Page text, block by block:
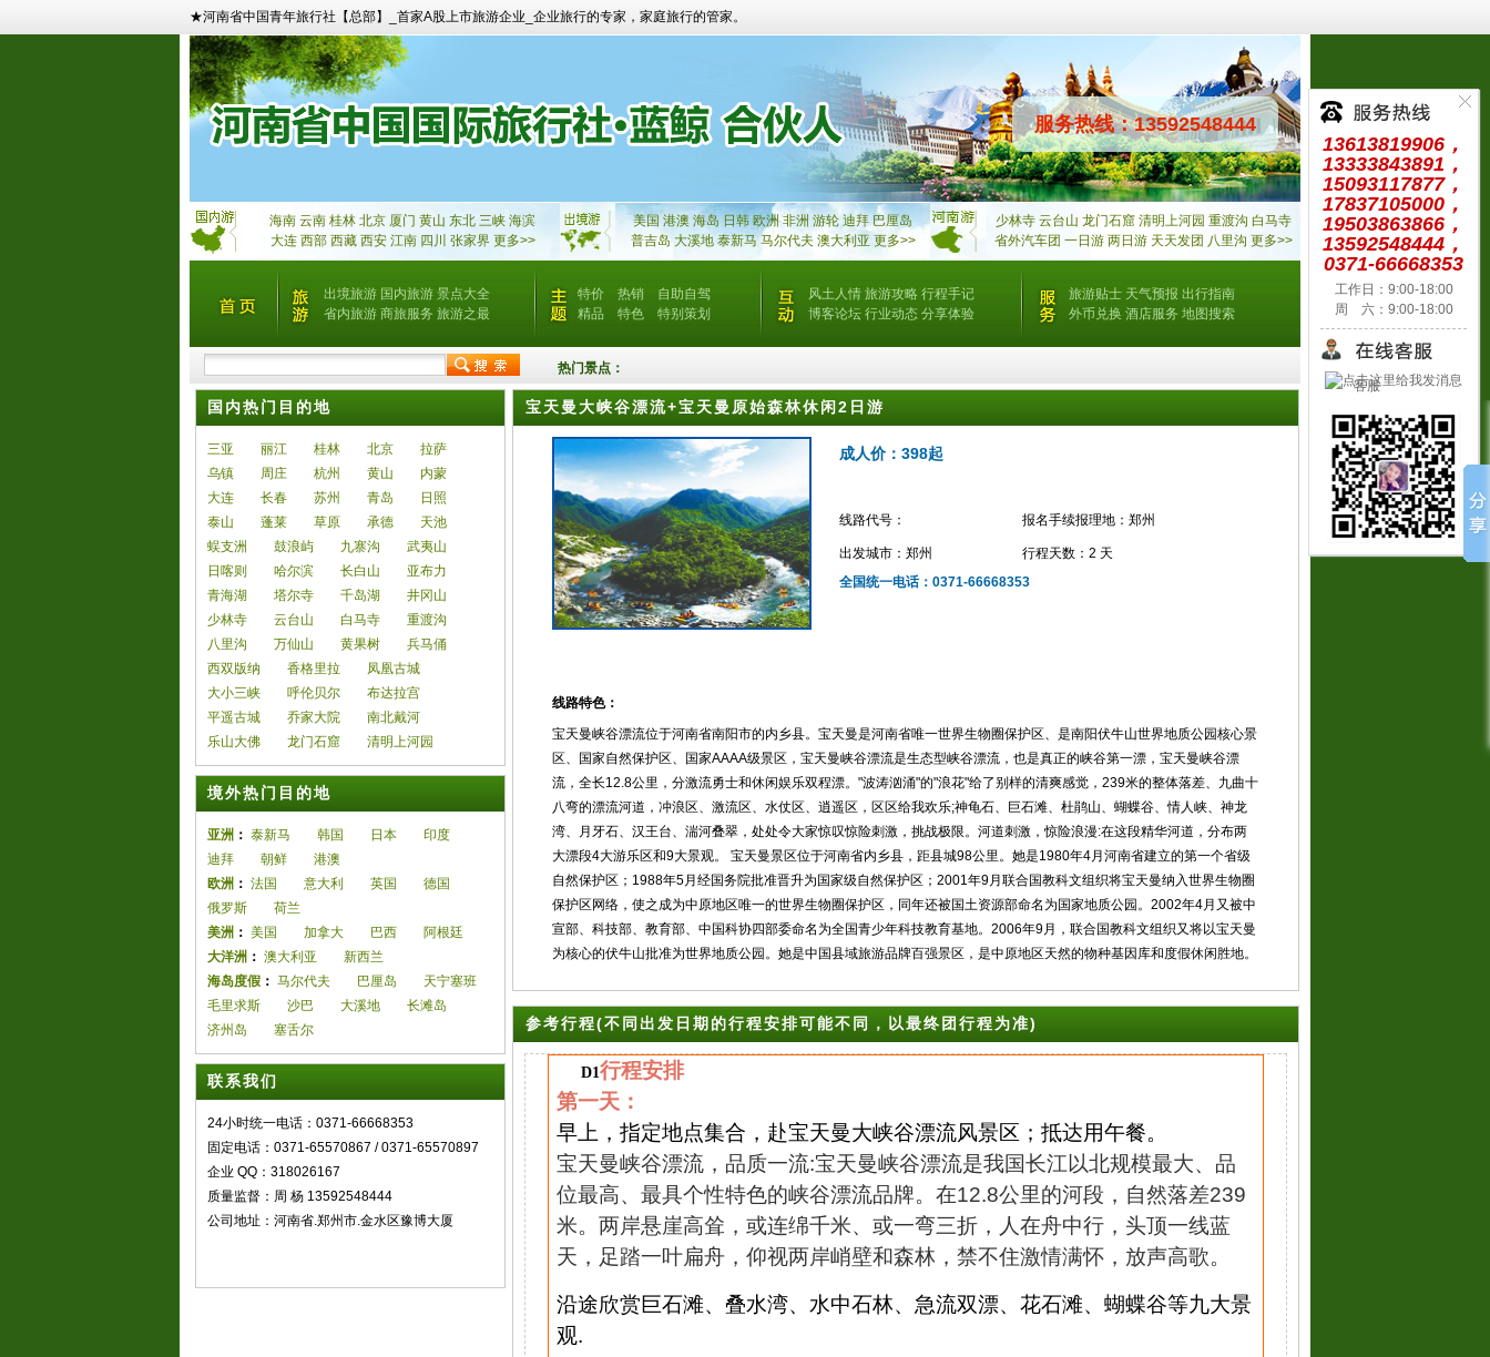
★河南省中国青年旅行社【总部】_首家A股上市旅游企业_企业旅行的专家，家庭旅行的管家。
服务热线：13592548444
海南 云南 桂林 北京 厦门 黄山 东北 三峡 海滨
大连 西部 西藏 西安 江南 四川 张家界 更多>>
美国 港澳 海岛 日韩 欧洲 非洲 游轮 迪拜 巴厘岛
普吉岛 大溪地 泰新马马尔代夫 澳大利亚 更多>>
少林寺 云台山 龙门石窟 清明上河园 重渡沟 白马寺
省外汽车团 一日游 两日游 天天发团 八里沟 更多>>
出境旅游 国内旅游 景点大全
省内旅游 商旅服务 旅游之最
特价 热销
自助自驾
精品
特色 特别策划
风土人情 旅游攻略 行程手记
博客论坛 行业动态 分享体验
旅游贴士 天气预报 出行指南
外币兑换 酒店服务 地图搜索
热门景点：
国内热门目的地
三亚 丽江 桂林 北京
拉萨
乌镇
周庄 杭州 黄山
内蒙
大连
长春 苏州 青岛
日照
泰山
蓬莱 草原 承德
天池
蜈支洲
鼓浪屿 九寨沟
武夷山
日喀则
哈尔滨 长白山
亚布力
青海湖
塔尔寺 千岛湖
井冈山
少林寺
云台山 白马寺
重渡沟
八里沟
万仙山 黄果树
兵马俑
西双版纳
香格里拉
凤凰古城
大小三峡
呼伦贝尔
布达拉宫
平遥古城
乔家大院
南北戴河
乐山大佛
龙门石窟 清明上河园
境外热门目的地
亚洲 ： 泰新马 韩国 日本
印度
迪拜
朝鲜
港澳
欧洲 ： 法国 意大利 英国
德国
俄罗斯
荷兰
美洲 ： 美国 加拿大 巴西
阿根廷
大洋洲 ： 澳大利亚
新西兰
海岛度假 ： 马尔代夫 巴厘岛
天宁塞班
毛里求斯
沙巴 大溪地
长滩岛
济州岛
塞舌尔
联系我们
24小时统一电话：0371-66668353
固定电话：0371-65570867 / 0371-65570897
企业 QQ：318026167
质量监督：周 杨 13592548444
公司地址：河南省.郑州市.金水区豫博大厦
宝天曼大峡谷漂流+宝天曼原始森林休闲2日游
成人价：398起
线路代号： 报名手续报理地：郑州
出发城市：郑州
行程天数：2 天
全国统一电话：0371-66668353
线路特色：
宝天曼峡谷漂流位于河南省南阳市的内乡县。宝天曼是河南省唯一世界生物圈保护区、是南阳伏牛山世界地质公园核心景
区、国家自然保护区、国家AAAA级景区，宝天曼峡谷漂流是生态型峡谷漂流，也是真正的峡谷第一漂，宝天曼峡谷漂
流，全长12.8公里，分激流勇士和休闲娱乐双程漂。"波涛汹涌"的"浪花"给了别样的清爽感觉，239米的整体落差、九曲十
八弯的漂流河道，冲浪区、激流区、水仗区、逍遥区，区区给我欢乐;神龟石、巨石滩、杜鹃山、蝴蝶谷、情人峡、神龙
湾、月牙石、汉王台、湍河叠翠，处处令大家惊叹惊险刺激，挑战极限。河道刺激，惊险浪漫:在这段精华河道，分布两
大漂段4大游乐区和9大景观。 宝天曼景区位于河南省内乡县，距县城98公里。她是1980年4月河南省建立的第一个省级
自然保护区；1988年5月经国务院批准晋升为国家级自然保护区；2001年9月联合国教科文组织将宝天曼纳入世界生物圈
保护区网络，使之成为中原地区唯一的世界生物圈保护区，同年还被国土资源部命名为国家地质公园。2002年4月又被中
宣部、科技部、教育部、中国科协四部委命名为全国青少年科技教育基地。2006年9月，联合国教科文组织又将以宝天曼
为核心的伏牛山批准为世界地质公园。她是中国县域旅游品牌百强景区，是中原地区天然的物种基因库和度假休闲胜地。
参考行程(不同出发日期的行程安排可能不同，以最终团行程为准)
D1行程安排
第一天：
早上，指定地点集合，赴宝天曼大峡谷漂流风景区；抵达用午餐。
宝天曼峡谷漂流，品质一流:宝天曼峡谷漂流是我国长江以北规模最大、品
位最高、最具个性特色的峡谷漂流品牌。在12.8公里的河段，自然落差239
米。两岸悬崖高耸，或连绵千米、或一弯三折，人在舟中行，头顶一线蓝
天，足踏一叶扁舟，仰视两岸峭壁和森林，禁不住激情满怀，放声高歌。
沿途欣赏巨石滩、叠水湾、水中石林、急流双漂、花石滩、蝴蝶谷等九大景
观.
13613819906，
13333843891，
15093117877，
17837105000，
19503863866，
13592548444，
0371-66668353
工作日：9:00-18:00
周 六：9:00-18:00
客服